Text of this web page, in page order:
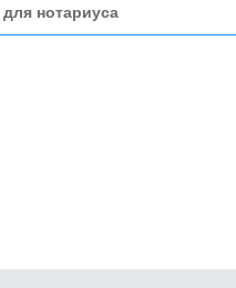
для нотариуса